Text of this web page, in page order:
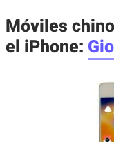
Móviles
el iPhone: